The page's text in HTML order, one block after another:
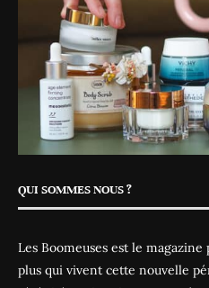
QUI SOMMES NOUS ?
Les Boomeuses est le
plus qui vivent cette nouvelle